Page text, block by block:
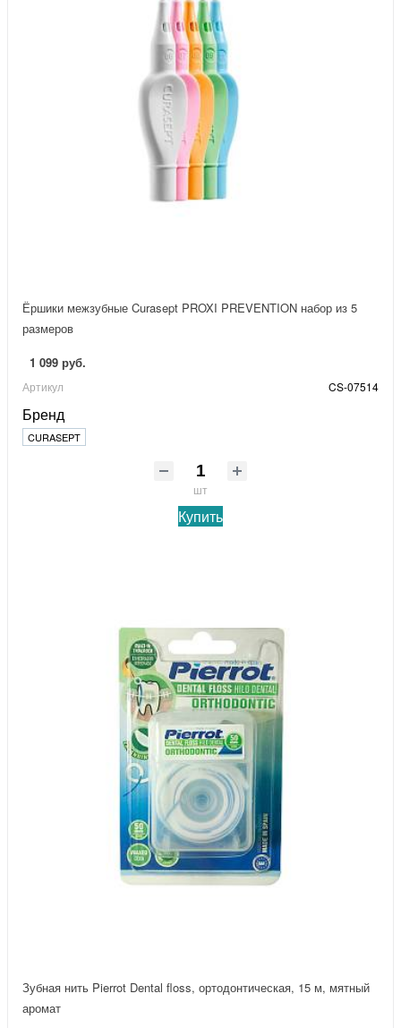
Ёршики межзубные Curasept PROXI PREVENTION набор из 5
размеров
1 099 руб.
Артикул CS-07514
Бренд
CURASEPT
шт
Купить
Зубная нить Pierrot Dental floss, ортодонтическая, 15 м, мятный
аромат